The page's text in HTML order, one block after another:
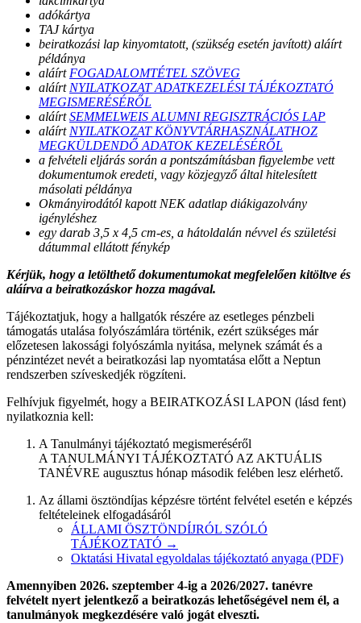
adókártya
TAJ kártya
beiratkozási lap kinyomtatott, (szükség esetén javított) aláírt
példánya
aláírt FOGADALOMTÉTEL SZÖVEG
aláírt NYILATKOZAT ADATKEZELÉSI TÁJÉKOZTATÓ
MEGISMERÉSÉRŐL
aláírtSEMMELWEIS ALUMNI REGISZTRÁCIÓS LAP
aláírt NYILATKOZAT KÖNYVTÁRHASZNÁLATHOZ
MEGKÜLDENDŐ ADATOK KEZELÉSÉRŐL
a felvételi eljárás során a pontszámításban figyelembe vett
dokumentumok eredeti, vagy közjegyző által hitelesített
másolati példánya
Okmányirodától kapott NEK adatlap diákigazolvány
igényléshez
egy darab 3,5 x 4,5 cm-es, a hátoldalán névvel és születési
dátummal ellátott fénykép
Kérjük, hogy a letölthető dokumentumokat megfelelően kitöltve és
aláírva a beiratkozáskor hozza magával.
Tájékoztatjuk, hogy a hallgatók részére az esetleges pénzbeli
támogatás utalása folyószámlára történik, ezért szükséges már
előzetesen lakossági folyószámla nyitása, melynek számát és a
pénzintézet nevét a beiratkozási lap nyomtatása előtt a Neptun
rendszerben szíveskedjék rögzíteni.
Felhívjuk figyelmét, hogy a BEIRATKOZÁSI LAPON (lásd fent)
nyilatkoznia kell:
A Tanulmányi tájékoztató megismeréséről
A TANULMÁNYI TÁJÉKOZTATÓ AZ AKTUÁLIS
TANÉVRE augusztus hónap második felében lesz elérhető.
Az állami ösztöndíjas képzésre történt felvétel esetén e képzés
feltételeinek elfogadásáról
ÁLLAMI ÖSZTÖNDÍJRÓL SZÓLÓ
TÁJÉKOZTATÓ →
Oktatási Hivatal egyoldalas tájékoztató anyaga (PDF)
Amennyiben 2026. szeptember 4-ig a 2026/2027. tanévre
felvételt nyert jelentkező a beiratkozás lehetőségével nem él, a
tanulmányok megkezdésére való jogát elveszti.